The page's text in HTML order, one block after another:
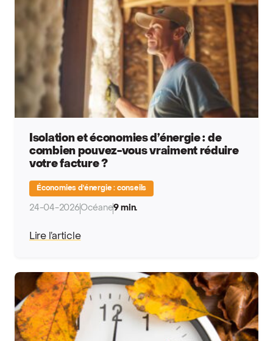
Isolation et économies d’énergie : de
combien pouvez-vous vraiment réduire
votre facture ?
Économies d'énergie : conseils
24-04-2026Océane9 min.
Lire l’article